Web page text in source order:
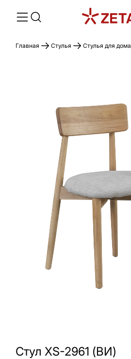
Главная Стулья Стулья для дома
Cтул XS-2961 (ВИ)